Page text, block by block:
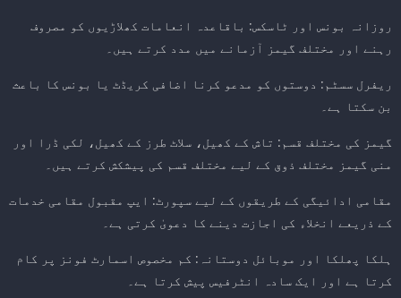
روزانہ بونس اور ٹاسکس: باقاعدہ انعامات کھلاڑیوں کو مصروف
رہنے اور مختلف گیمز آزمانے میں مدد کرتے ہیں۔
ریفرل سسٹم: دوستوں کو مدعو کرنا اضافی کریڈٹ یا بونس کا باعث
بن سکتا ہے۔
گیمز کی مختلف قسم: تاش کے کھیل، سلاٹ طرز کے کھیل، لکی ڈرا اور
منی گیمز مختلف ذوق کے لیے مختلف قسم کی پیشکش کرتے ہیں۔
مقامی ادائیگی کے طریقوں کے لیے سپورٹ: ایپ مقبول مقامی خدمات
کے ذریعے انخلاء کی اجازت دینے کا دعویٰ کرتی ہے۔
ہلکا پھلکا اور موبائل دوستانہ: کم مخصوص اسمارٹ فونز پر کام
کرتا ہے اور ایک سادہ انٹرفیس پیش کرتا ہے۔